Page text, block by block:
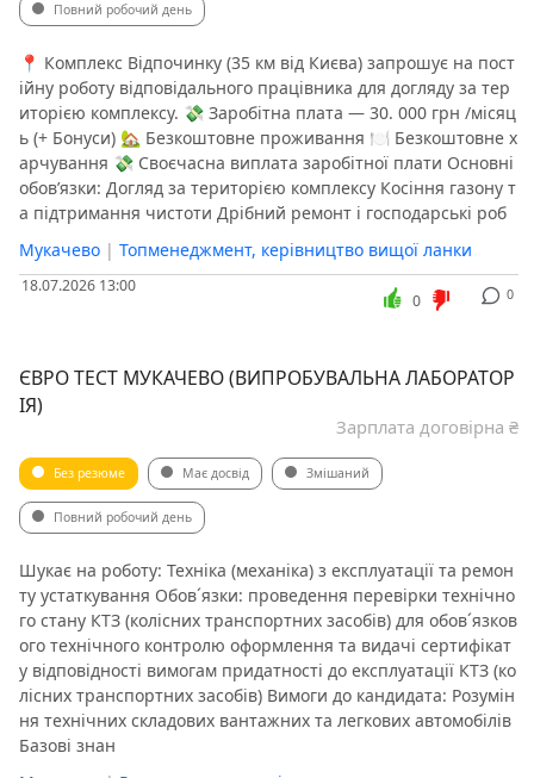
Повний робочий день
📍 Комплекс Відпочинку (35 км від Києва) запрошує на пост
ійну роботу відповідального працівника для догляду за тер
иторією комплексу. 💸 Заробітна плата — 30. 000 грн /місяц
ь (+ Бонуси) 🏡 Безкоштовне проживання 🍽 Безкоштовне х
арчування 💸 Своєчасна виплата заробітної плати ️Основні
обов’язки: Догляд за територією комплексу Косіння газону т
а підтримання чистоти Дрібний ремонт і господарські роб
Мукачево | Топменеджмент, керівництво вищої ланки
18.07.2026 13:00 0
0
ЄВРО ТЕСТ МУКАЧЕВО (ВИПРОБУВАЛЬНА ЛАБОРАТОР
ІЯ)
Зарплата договірна ₴
Без резюме Має досвід Змішаний
Повний робочий день
Шукає на роботу: Техніка (механіка) з експлуатації та ремон
ту устаткування Обов´язки: проведення перевірки технічно
го стану КТЗ (колісних транспортних засобів) для обов´язков
ого технічного контролю оформлення та видачі сертифікат
у відповідності вимогам придатності до експлуатації КТЗ (ко
лісних транспортних засобів) Вимоги до кандидата: Розумін
ня технічних складових вантажних та легкових автомобілів
Базові знан